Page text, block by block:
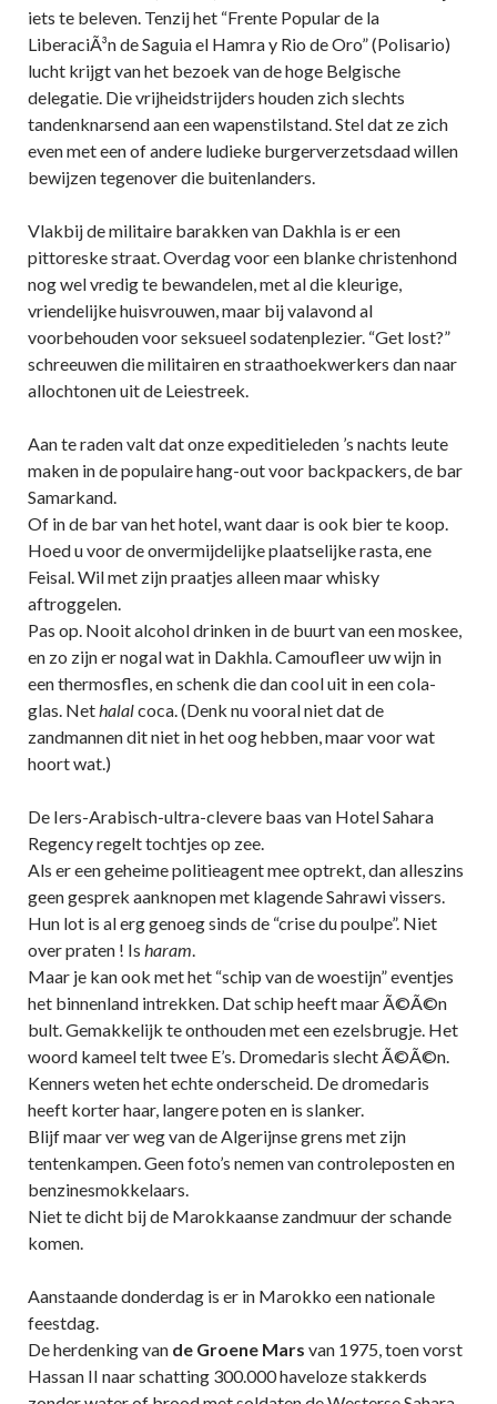
iets te beleven. Tenzij het “Frente Popular de la
LiberaciÃ³n de Saguia el Hamra y Rio de Oro” (Polisario)
lucht krijgt van het bezoek van de hoge Belgische
delegatie. Die vrijheidstrijders houden zich slechts
tandenknarsend aan een wapenstilstand. Stel dat ze zich
even met een of andere ludieke burgerverzetsdaad willen
bewijzen tegenover die buitenlanders.
Vlakbij de militaire barakken van Dakhla is er een
pittoreske straat. Overdag voor een blanke christenhond
nog wel vredig te bewandelen, met al die kleurige,
vriendelijke huisvrouwen, maar bij valavond al
voorbehouden voor seksueel sodatenplezier. “Get lost?”
schreeuwen die militairen en straathoekwerkers dan naar
allochtonen uit de Leiestreek.
Aan te raden valt dat onze expeditieleden ’s nachts leute
maken in de populaire hang-out voor backpackers, de bar
Samarkand.
Of in de bar van het hotel, want daar is ook bier te koop.
Hoed u voor de onvermijdelijke plaatselijke rasta, ene
Feisal. Wil met zijn praatjes alleen maar whisky
aftroggelen.
Pas op. Nooit alcohol drinken in de buurt van een moskee,
en zo zijn er nogal wat in Dakhla. Camoufleer uw wijn in
een thermosfles, en schenk die dan cool uit in een cola-
glas. Nethalalcoca. (Denk nu vooral niet dat de
zandmannen dit niet in het oog hebben, maar voor wat
hoort wat.)
De Iers-Arabisch-ultra-clevere baas van Hotel Sahara
Regency regelt tochtjes op zee.
Als er een geheime politieagent mee optrekt, dan alleszins
geen gesprek aanknopen met klagende Sahrawi vissers.
Hun lot is al erg genoeg sinds de “crise du poulpe”. Niet
over praten ! Is haram.
Maar je kan ook met het “schip van de woestijn” eventjes
het binnenland intrekken. Dat schip heeft maar Ã©Ã©n
bult. Gemakkelijk te onthouden met een ezelsbrugje. Het
woord kameel telt twee E’s. Dromedaris slecht Ã©Ã©n.
Kenners weten het echte onderscheid. De dromedaris
heeft korter haar, langere poten en is slanker.
Blijf maar ver weg van de Algerijnse grens met zijn
tentenkampen. Geen foto’s nemen van controleposten en
benzinesmokkelaars.
Niet te dicht bij de Marokkaanse zandmuur der schande
komen.
Aanstaande donderdag is er in Marokko een nationale
feestdag.
De herdenking van de Groene Mars van 1975, toen vorst
Hassan II naar schatting 300.000 haveloze stakkerds